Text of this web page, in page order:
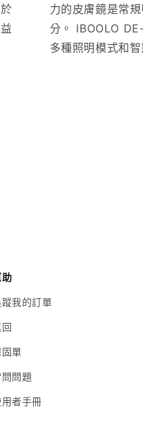
力的皮膚鏡是常
分。 IBOOLO
多種照明模式和
我的訂單
單
問問題
者手冊